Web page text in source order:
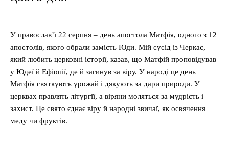
У православ’ї 22 серпня – день апостола Матфія, одного з 12
апостолів, якого обрали замість Юди. Мій сусід із Черкас,
який любить церковні історії, казав, що Матфій проповідував
у Юдеї й Ефіопії, де й загинув за віру. У народі це день
Матфія святкують урожай і дякують за дари природи. У
церквах правлять літургії, а віряни моляться за мудрість і
захист. Це свято єднає віру й народні звичаї, як освячення
меду чи фруктів.